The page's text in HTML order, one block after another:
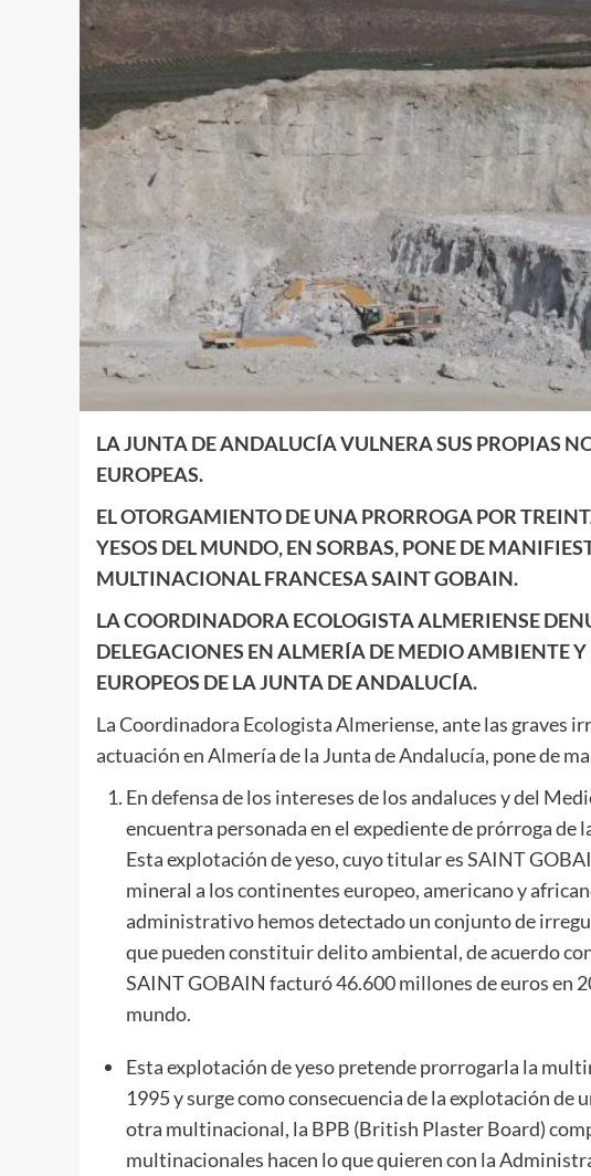
LA JUNTA DE ANDALUCÍA VULNERA SUS PROPIAS
EUROPEAS.
EL OTORGAMIENTO DE UNA PRORROGA POR
YESOS DEL MUNDO, EN SORBAS, PONE DE
MULTINACIONAL FRANCESA SAINT GOBAIN.
LA COORDINADORA ECOLOGISTA ALMERIENSE
DELEGACIONES EN ALMERÍA DE MEDIO AMBIENTE
EUROPEOS DE LA JUNTA DE ANDALUCÍA.
La Coordinadora Ecologista Almeriense, ante las graves
actuación en Almería de la Junta de Andalucía, pone de
En defensa de los intereses de los andaluces y del
encuentra personada en el expediente de prórroga de
Esta explotación de yeso, cuyo titular es SAINT
mineral a los continentes europeo, americano y
administrativo hemos detectado un conjunto de
que pueden constituir delito ambiental, de acuerdo
SAINT GOBAIN facturó 46.600 millones de euros en
mundo.
Esta explotación de yeso pretende prorrogarla la
1995 y surge como consecuencia de la explotación de
otra multinacional, la BPB (British Plaster Board)
multinacionales hacen lo que quieren con la